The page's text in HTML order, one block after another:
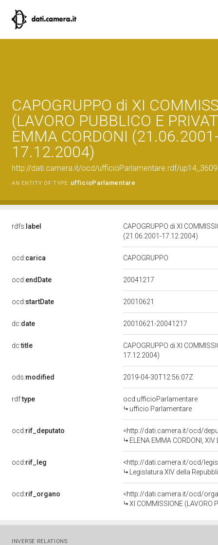
CAPOGRUPPO di XI
(LAVORO PUBBLICO E
EMMA CORDONI
17.12.2004)
http://dati.camera.it/ocd/ufficioParlamentare.rdf/
AN ENTITY OF TYPE: ufficioParlamentare
rdfs: label
CAPOGRUPPO di XI
(21.06.2001-17.12.2004)
ocd:carica CAPOGRUPPO
ocd:endDate 20041217
ocd:startDate 20010621
dc:date 20010621-20041217
dc:title
CAPOGRUPPO di XI
17.12.2004)
ods:modified 2019-04-30T12:56:07Z
rdf:type
ocd:ufficioParlamentare
ufficio Parlamentare
ocd:rif_deputato
<http://dati.camera.it/ocd/
ELENA EMMA CORDONI,
ocd:rif_leg
<http://dati.camera.it/ocd/
Legislatura XIV della
ocd:rif_organo
<http://dati.camera.it/ocd/
XI COMMISSIONE (LAVORO
INVERSE RELATIONS